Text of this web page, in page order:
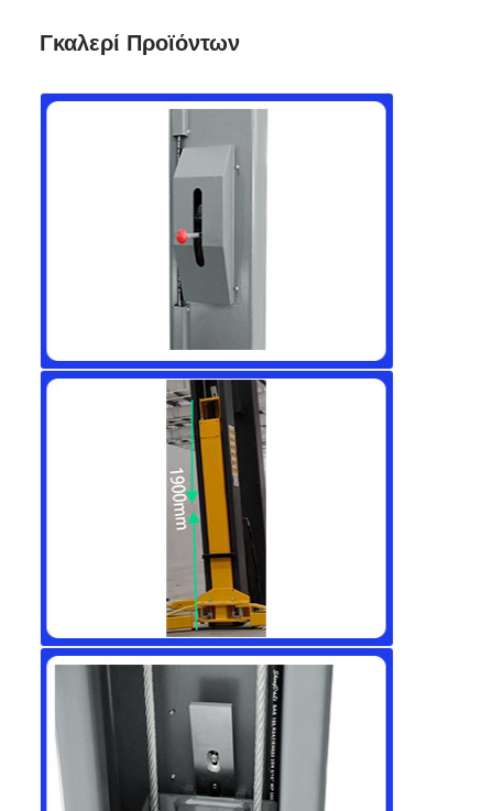
Γκαλερί Προϊόντων